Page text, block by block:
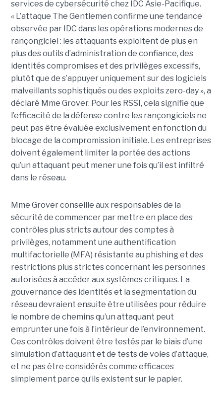
services de cybersécurité chez IDC Asie-Pacifique.
« L’attaque The Gentlemen confirme une tendance
observée par IDC dans les opérations modernes de
rançongiciel : les attaquants exploitent de plus en
plus des outils d’administration de confiance, des
identités compromises et des privilèges excessifs,
plutôt que de s’appuyer uniquement sur des logiciels
malveillants sophistiqués ou des exploits zero-day », a
déclaré Mme Grover. Pour les RSSI, cela signifie que
l’efficacité de la défense contre les rançongiciels ne
peut pas être évaluée exclusivement en fonction du
blocage de la compromission initiale. Les entreprises
doivent également limiter la portée des actions
qu’un attaquant peut mener une fois qu’il est infiltré
dans le réseau.
Mme Grover conseille aux responsables de la
sécurité de commencer par mettre en place des
contrôles plus stricts autour des comptes à
privilèges, notamment une authentification
multifactorielle (MFA) résistante au phishing et des
restrictions plus strictes concernant les personnes
autorisées à accéder aux systèmes critiques. La
gouvernance des identités et la segmentation du
réseau devraient ensuite être utilisées pour réduire
le nombre de chemins qu’un attaquant peut
emprunter une fois à l’intérieur de l’environnement.
Ces contrôles doivent être testés par le biais d’une
simulation d’attaquant et de tests de voies d’attaque,
et ne pas être considérés comme efficaces
simplement parce qu’ils existent sur le papier.